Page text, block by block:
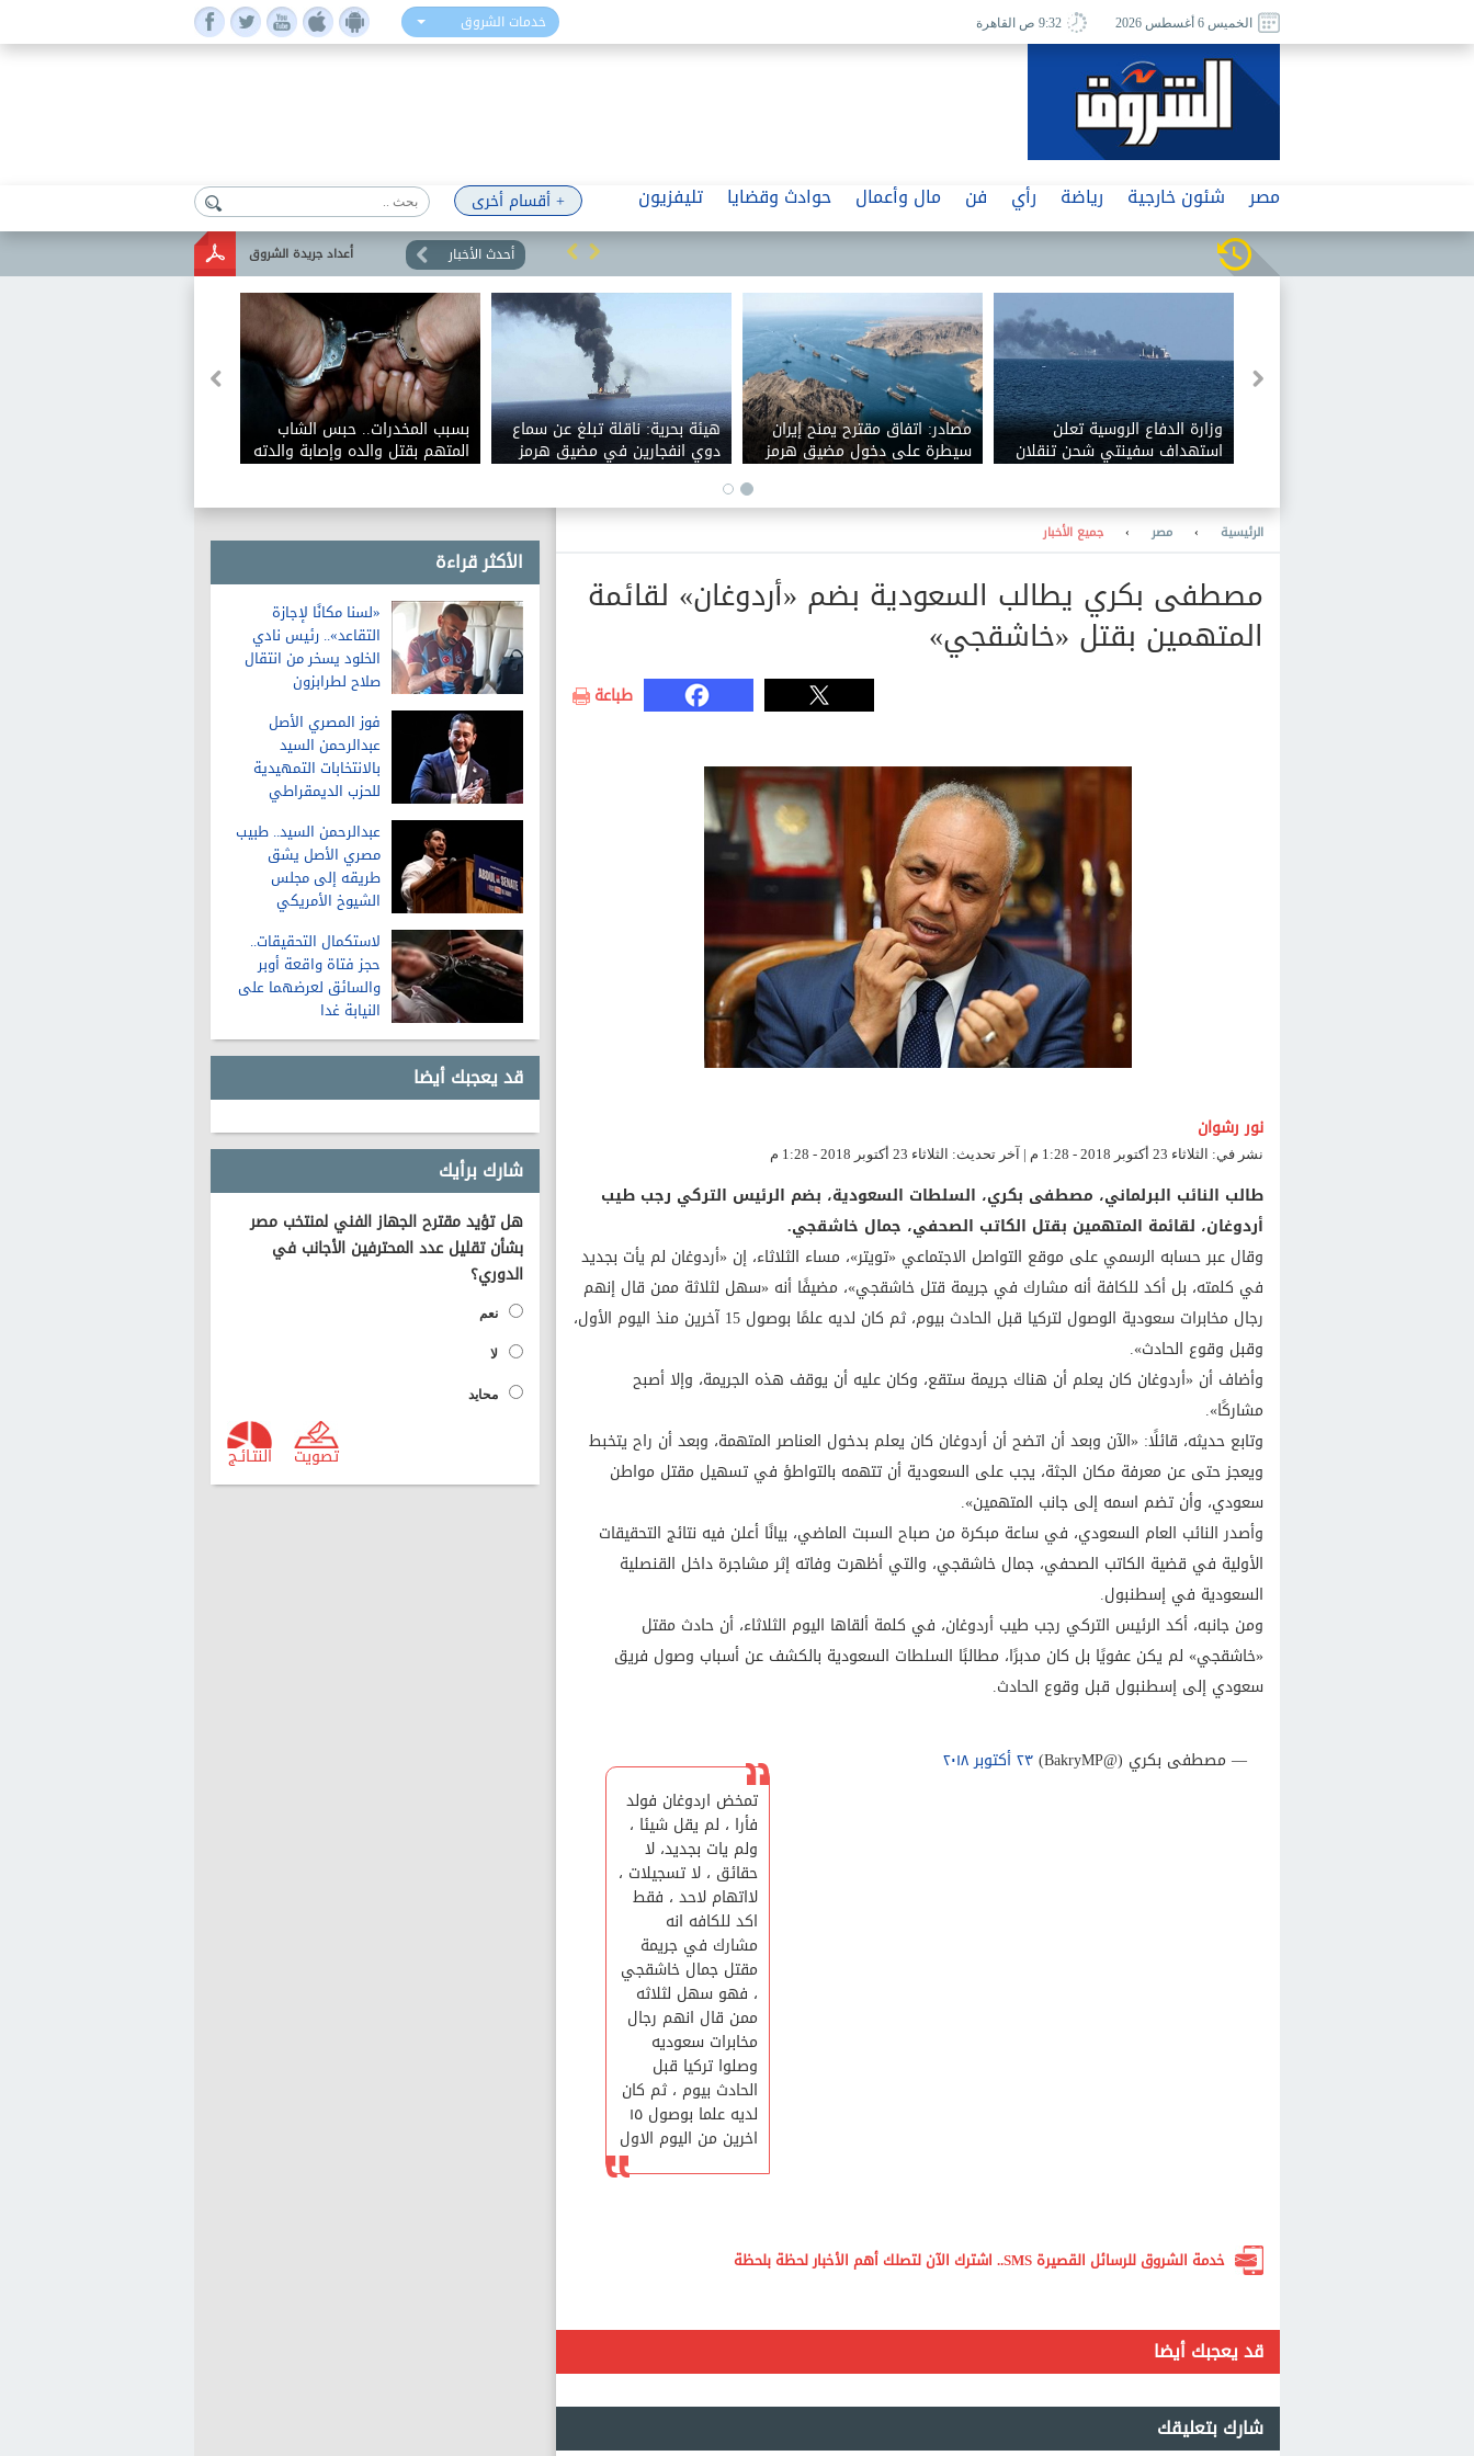
خدمات الشروق الخميس 6 أغسطس 2026 9:32 ص القاهرة
+ أقسام أخرى مصر شئون خارجية رياضة رأي فن مال وأعمال حوادث وقضايا تليفزيون
أعداد جريدة الشروق أحدث الأخبار
وزارة الدفاع الروسية تعلن
استهداف سفينتي شحن تنقلان
إمدادات عسكرية للقوات
مصادر: اتفاق مقترح يمنح إيران
سيطرة على دخول مضيق هرمز
هيئة بحرية: ناقلة تبلغ عن سماع
دوي انفجارين في مضيق هرمز
بسبب المخدرات.. حبس الشاب
المتهم بقتل والده وإصابة والدته
وشقيقه في الإسكندرية
الأكثر قراءة
«لسنا مكانًا لإجازة
التقاعد».. رئيس نادي
الخلود يسخر من انتقال
صلاح لطرابزون
فوز المصري الأصل
عبدالرحمن السيد
بالانتخابات التمهيدية
للحزب الديمقراطي
ميشيجان
عبدالرحمن السيد.. طبيب
مصري الأصل يشق
طريقه إلى مجلس
الشيوخ الأمريكي
لاستكمال التحقيقات..
حجز فتاة واقعة أوبر
والسائق لعرضهما على
النيابة غدا
قد يعجبك أيضا
شارك برأيك
هل تؤيد مقترح الجهاز الفني لمنتخب مصر
بشأن تقليل عدد المحترفين الأجانب في
الدوري؟
نعم
لا
محايد
النتـائـج تصويت
الرئيسية › مصر › جميع الأخبار
مصطفى بكري يطالب السعودية بضم «أردوغان» لقائمة
المتهمين بقتل «خاشقجي»
طباعة
نور رشوان
نشر في: الثلاثاء 23 أكتوبر 2018 - 1:28 م | آخر تحديث: الثلاثاء 23 أكتوبر 2018 - 1:28 م
طالب النائب البرلماني، مصطفى بكري، السلطات السعودية، بضم الرئيس التركي رجب طيب
أردوغان، لقائمة المتهمين بقتل الكاتب الصحفي، جمال خاشقجي.
وقال عبر حسابه الرسمي على موقع التواصل الاجتماعي «تويتر»، مساء الثلاثاء، إن «أردوغان لم يأت بجديد
في كلمته، بل أكد للكافة أنه مشارك في جريمة قتل خاشقجي»، مضيفًا أنه «سهل لثلاثة ممن قال إنهم
رجال مخابرات سعودية الوصول لتركيا قبل الحادث بيوم، ثم كان لديه علمًا بوصول 15 آخرين منذ اليوم الأول،
وقبل وقوع الحادث».
وأضاف أن «أردوغان كان يعلم أن هناك جريمة ستقع، وكان عليه أن يوقف هذه الجريمة، وإلا أصبح
مشاركًا».
وتابع حديثه، قائلًا: «الآن وبعد أن اتضح أن أردوغان كان يعلم بدخول العناصر المتهمة، وبعد أن راح يتخبط
ويعجز حتى عن معرفة مكان الجثة، يجب على السعودية أن تتهمه بالتواطؤ في تسهيل مقتل مواطن
سعودي، وأن تضم اسمه إلى جانب المتهمين».
وأصدر النائب العام السعودي، في ساعة مبكرة من صباح السبت الماضي، بيانًا أعلن فيه نتائج التحقيقات
الأولية في قضية الكاتب الصحفي، جمال خاشقجي، والتي أظهرت وفاته إثر مشاجرة داخل القنصلية
السعودية في إسطنبول.
ومن جانبه، أكد الرئيس التركي رجب طيب أردوغان، في كلمة ألقاها اليوم الثلاثاء، أن حادث مقتل
«خاشقجي» لم يكن عفويًا بل كان مدبرًا، مطالبًا السلطات السعودية بالكشف عن أسباب وصول فريق
سعودي إلى إسطنبول قبل وقوع الحادث.
تمخض اردوغان فولد
فأرا ، لم يقل شيئا ،
ولم يات بجديد، لا
حقائق ، لا تسجيلات ،
لااتهام لاحد ، فقط
اكد للكافه انه
مشارك في جريمة
مقتل جمال خاشقجي
، فهو سهل لثلاثه
ممن قال انهم رجال
مخابرات سعوديه
وصلوا تركيا قبل
الحادث بيوم ، ثم كان
لديه علما بوصول ١٥
اخرين من اليوم الاول
— مصطفى بكري (@BakryMP) ٢٣ أكتوبر ٢٠١٨
خدمة الشروق للرسائل القصيرة SMS.. اشترك الآن لتصلك أهم الأخبار لحظة بلحظة
قد يعجبك أيضا
شارك بتعليقك